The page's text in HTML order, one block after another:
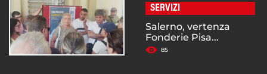
SERVIZI
Salerno, vertenza
Fonderie Pisa...
85